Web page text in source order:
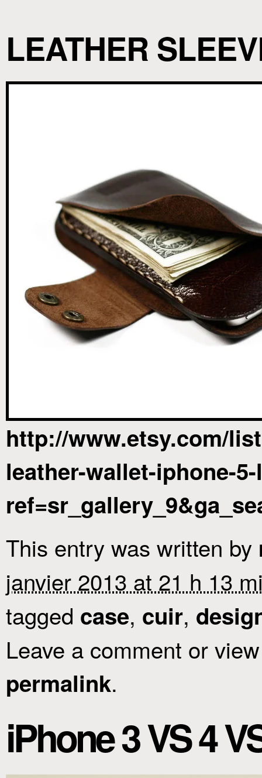
LEATHER
http://www.etsy.com/
leather-wallet-iphone-
This entry was written by
janvier 2013 at 21 h 13
tagged case, cuir,
Leave a comment or
permalink.
iPhone 3 VS 4